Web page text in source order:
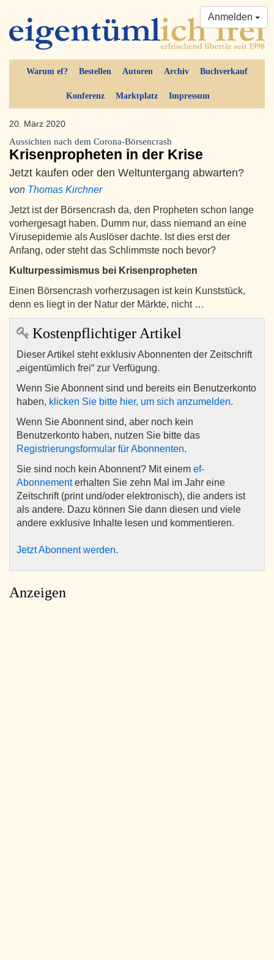
Warum ef? Bestellen Autoren Archiv Buchverkauf
Konferenz Marktplatz Impressum
Anmelden
20. März 2020
Aussichten nach dem Corona-Börsencrash
Krisenpropheten in der Krise
Jetzt kaufen oder den Weltuntergang abwarten?
von Thomas Kirchner
Jetzt ist der Börsencrash da, den Propheten schon lange
vorhergesagt haben. Dumm nur, dass niemand an eine
Virusepidemie als Auslöser dachte. Ist dies erst der
Anfang, oder steht das Schlimmste noch bevor?
Kulturpessimismus bei Krisenpropheten
Einen Börsencrash vorherzusagen ist kein Kunststück,
denn es liegt in der Natur der Märkte, nicht …
Kostenpflichtiger Artikel
Dieser Artikel steht exklusiv Abonnenten der Zeitschrift
„eigentümlich frei“ zur Verfügung.
Wenn Sie Abonnent sind und bereits ein Benutzerkonto
haben, klicken Sie bitte hier, um sich anzumelden.
Wenn Sie Abonnent sind, aber noch kein
Benutzerkonto haben, nutzen Sie bitte das
Registrierungsformular für Abonnenten.
Sie sind noch kein Abonnent? Mit einem ef-
Abonnementerhalten Sie zehn Mal im Jahr eine
Zeitschrift (print und/oder elektronisch), die anders ist
als andere. Dazu können Sie dann diesen und viele
andere exklusive Inhalte lesen und kommentieren.
Jetzt Abonnent werden.
Anzeigen